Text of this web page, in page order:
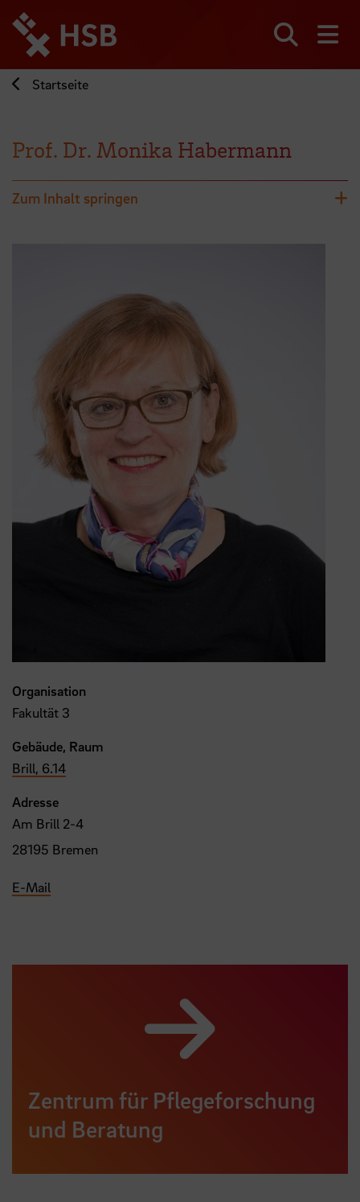
zum
Seiteninhalt
springen
Startseite
Prof. Dr. Monika Habermann
Zum Inhalt springen
Organisation
Fakultät 3
Gebäude, Raum
Brill, 6.14
Adresse
Am Brill 2-4
28195 Bremen
E-Mail
Zentrum für Pflegeforschung
und Beratung